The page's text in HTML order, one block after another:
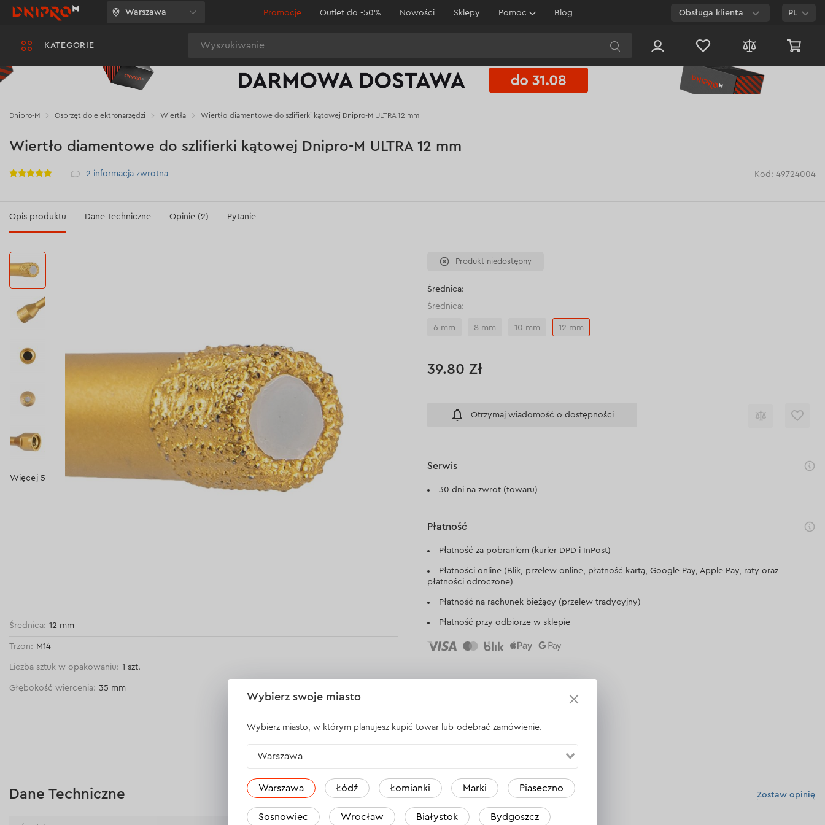
KATEGORIE
Warszawa Promocje Outlet do -50% Nowości Sklepy Pomoc Blog Obsługa klienta
Czat na
stronie
PL
Dnipro-M Osprzęt do elektronarzędzi Wiertła Wiertło diamentowe do szlifierki kątowej Dnipro-M ULTRA 12 mm
Wiertło diamentowe do szlifierki kątowej Dnipro-M ULTRA 12 mm
Рейтинг 2 informacja zwrotna Kod: 49724004
Opis produktu Dane Techniczne Opinie (2) Pytanie
Więcej 5
Średnica: 12 mm
Trzon: М14
Liczba sztuk w opakowaniu: 1 szt.
Głębokość wiercenia: 35 mm
Produkt niedostępny
Średnica:
Średnica:
6 mm 8 mm 10 mm 12 mm
39.80 Zł
Otrzymaj wiadomość o dostępności
Serwis
30 dni na zwrot (towaru)
Płatność
Płatność za pobraniem (kurier DPD i InPost)
Płatności online (Blik, przelew online, płatność kartą, Google Pay, Apple Pay, raty oraz
płatności odroczone)
Płatność na rachunek bieżący (przelew tradycyjny)
Płatność przy odbiorze w sklepie
Dane Techniczne Zostaw opinię
Opinie 2
Kazimierz
Wybierz swoje miasto
Wybierz miasto, w którym planujesz kupić towar lub odebrać zamówienie.
Warszawa
Warszawa Łódź Łomianki Marki Piaseczno
Sosnowiec Wrocław Białystok Bydgoszcz